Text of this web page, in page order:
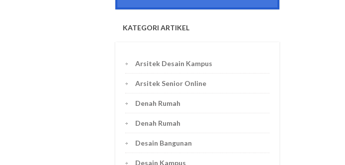
KATEGORI ARTIKEL
Arsitek Desain Kampus
Arsitek Senior Online
Denah Rumah
Denah Rumah
Desain Bangunan
Desain Kampus